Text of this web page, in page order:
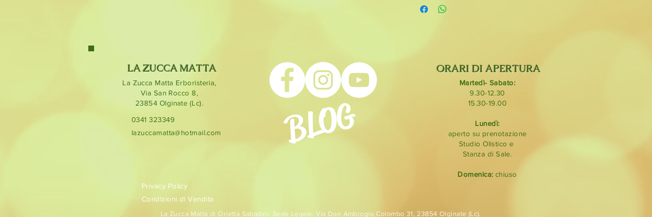
LA ZUCCA MATTA
La Zucca Matta Erboristeria,
Via San Rocco 8,
23854 Olginate (Lc).
0341 323349
lazuccamatta@hotmail.com
Privacy Policy
Condizioni di Vendita
BLOG
ORARI DI APERTURA
Martedì- Sabato:
9.30-12.30
15.30-19.00
Lunedì:
aperto su prenotazione
Studio Olistico e
Stanza di Sale.
Domenica: chiuso
La Zucca Matta di Orietta Sabadini. Sede Legale: Via Don Ambrogio Colombo 31, 23854 Olginate (Lc).